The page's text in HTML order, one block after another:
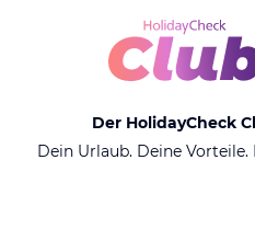
Der HolidayCheck
Dein Urlaub. Deine Vorteile.